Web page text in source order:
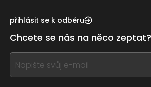
this,
this
form
field
blank
přihlásit se k odběru
Chcete se nás na něco zeptat?
If
you